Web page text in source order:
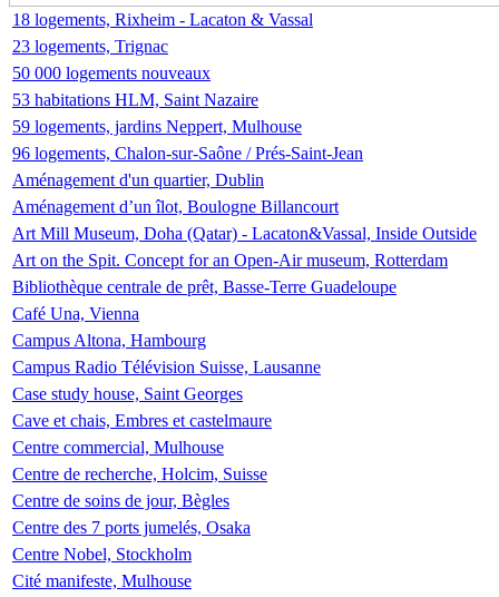
18 logements, Rixheim - Lacaton & Vassal
23 logements, Trignac
50 000 logements nouveaux
53 habitations HLM, Saint Nazaire
59 logements, jardins Neppert, Mulhouse
96 logements, Chalon-sur-Saône / Prés-Saint-Jean
Aménagement d'un quartier, Dublin
Aménagement d’un îlot, Boulogne Billancourt
Art Mill Museum, Doha (Qatar) - Lacaton&Vassal, Inside Outside
Art on the Spit. Concept for an Open-Air museum, Rotterdam
Bibliothèque centrale de prêt, Basse-Terre Guadeloupe
Café Una, Vienna
Campus Altona, Hambourg
Campus Radio Télévision Suisse, Lausanne
Case study house, Saint Georges
Cave et chais, Embres et castelmaure
Centre commercial, Mulhouse
Centre de recherche, Holcim, Suisse
Centre de soins de jour, Bègles
Centre des 7 ports jumelés, Osaka
Centre Nobel, Stockholm
Cité manifeste, Mulhouse